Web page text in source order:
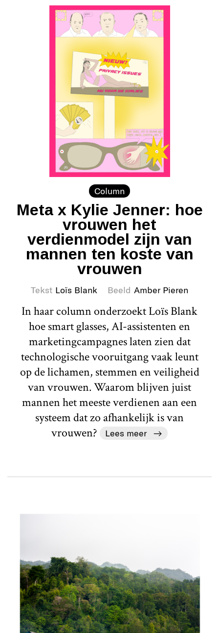
Column
Meta x Kylie Jenner: hoe
vrouwen het
verdienmodel zijn van
mannen ten koste van
vrouwen
Tekst Loïs Blank Beeld Amber Pieren
In haar column onderzoekt Loïs Blank
hoe smart glasses, AI-assistenten en
marketingcampagnes laten zien dat
technologische vooruitgang vaak leunt
op de lichamen, stemmen en veiligheid
van vrouwen. Waarom blijven juist
mannen het meeste verdienen aan een
systeem dat zo afhankelijk is van
vrouwen?
Lees meer